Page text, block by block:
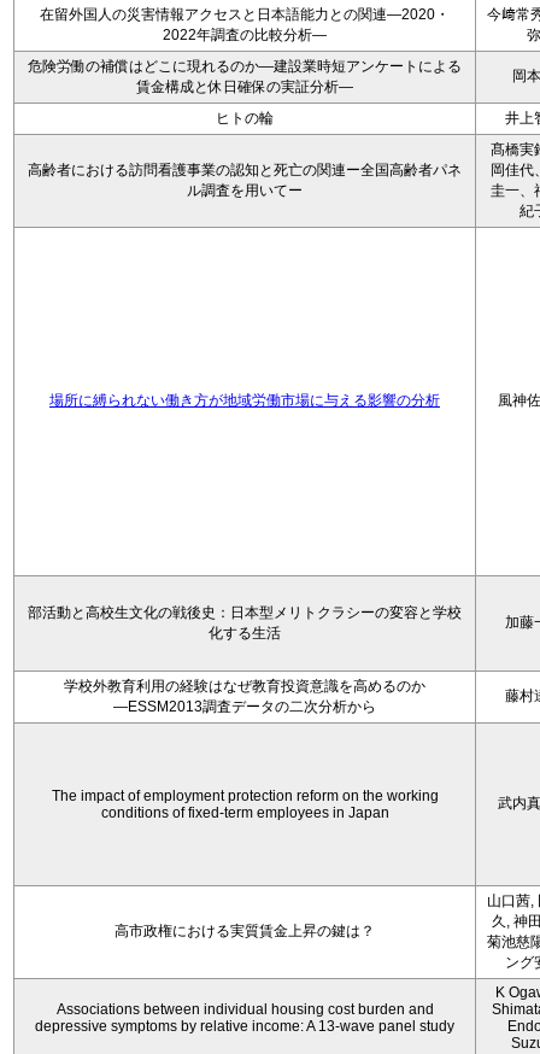
在留外国人の災害情報アクセスと日本語能力との関連―2020・
2022年調査の比較分析―
今﨑常
弥
危険労働の補償はどこに現れるのか―建設業時短アンケートによる
賃金構成と休日確保の実証分析―
岡
ヒトの輪 井上
高齢者における訪問看護事業の認知と死亡の関連ー全国高齢者パネ
ル調査を用いてー
髙橋実
岡佳代
圭一、
紀
場所に縛られない働き方が地域労働市場に与える影響の分析 風神
部活動と高校生文化の戦後史：日本型メリトクラシーの変容と学校
化する生活
加藤
学校外教育利用の経験はなぜ教育投資意識を高めるのか
―ESSM2013調査データの二次分析から
藤村
The impact of employment protection reform on the working
conditions of fixed-term employees in Japan
武内
高市政権における実質賃金上昇の鍵は？
山口茜,
久, 神
菊池慈
ング
Associations between individual housing cost burden and
depressive symptoms by relative income: A 13-wave panel study
K